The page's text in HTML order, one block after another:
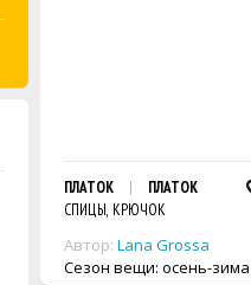
ПЛАТОК
ПЛАТОК
СПИЦЫ, КРЮЧОК
Автор: Lana Grossa
Сезон вещи: осень-зима